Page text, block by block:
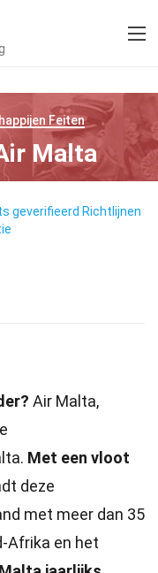
Feiten
Malta
geverifieerd Richtlijnen
Air Malta,
Met een vloot
deze
met meer dan 35
Afrika en het